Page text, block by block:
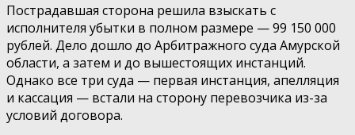
Пострадавшая сторона решила взыскать с
исполнителя убытки в полном размере — 99 150 000
рублей. Дело дошло до Арбитражного суда Амурской
области, а затем и до вышестоящих инстанций.
Однако все три суда — первая инстанция, апелляция
и кассация — встали на сторону перевозчика из-за
условий договора.